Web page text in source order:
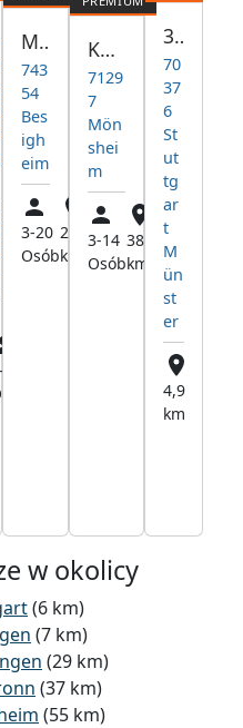
Wohnung Malchut
Monteurwohnungen Besigheim - mit Parkplatz
743
54
Bes
igh
eim
3-20
Osób
24,0
km
Komfortable Unterkunft (ganzes Haus) direkt an der A8
7129
7
Mön
shei
m
3-14
Osób
38,6
km
3-Zimmer Wohnung in Stuttgart-Münster
70
37
6
St
ut
tg
ar
t
M
ün
st
er
4,9
km
w okolicy
(6 km)
(7 km)
(29 km)
(37 km)
(55 km)